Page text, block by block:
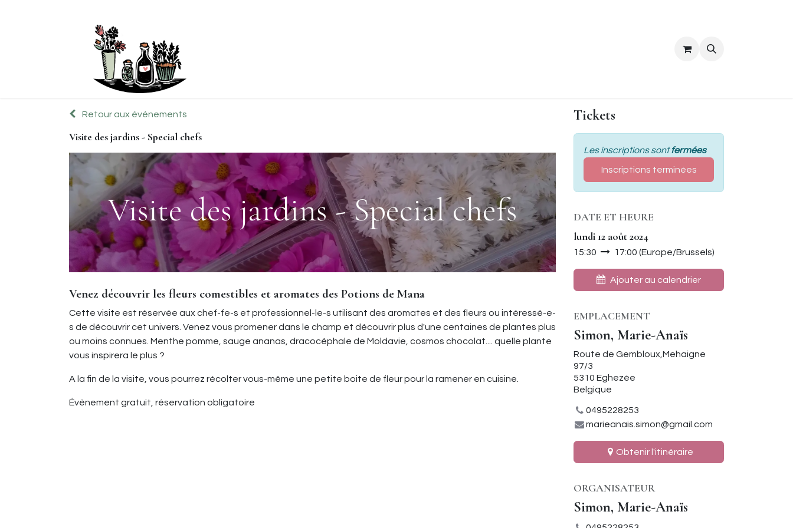
Retour aux événements
Visite des jardins - Special chefs
Visite des jardins - Special chefs
Venez découvrir les fleurs comestibles et aromates des Potions de Mana
Cette visite est réservée aux chef-fe-s et professionnel-le-s utilisant des aromates et des fleurs ou intéressé-e-
s de découvrir cet univers. Venez vous promener dans le champ et découvrir plus d'une centaines de plantes plus
ou moins connues. Menthe pomme, sauge ananas, dracocéphale de Moldavie, cosmos chocolat.... quelle plante
vous inspirera le plus ?
A la fin de la visite, vous pourrez récolter vous-même une petite boite de fleur pour la ramener en cuisine.
Évènement gratuit, réservation obligatoire
Tickets
Les inscriptions sontfermées
Inscriptions terminées
DATE ET HEURE
lundi 12 août 2024
15:30 17:00 (Europe/Brussels)
Ajouter au calendrier
EMPLACEMENT
Simon, Marie-Anaïs
Route de Gembloux,Mehaigne
97/3
5310 Eghezée
Belgique
0495228253
marieanais.simon@gmail.com
Obtenir l'itinéraire
ORGANISATEUR
Simon, Marie-Anaïs